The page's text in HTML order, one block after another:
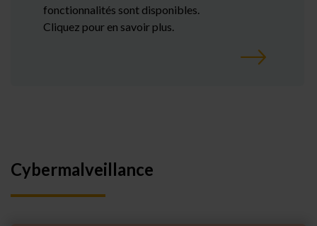
fonctionnalités sont disponibles.
Cliquez pour en savoir plus.
Cybermalveillance